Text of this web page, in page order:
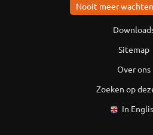
Nooit meer
Sitemap
Over ons
Zoeken op
In